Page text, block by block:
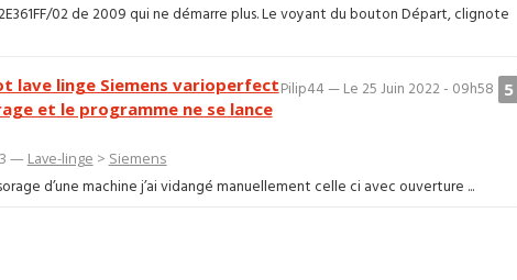
02 de 2009 qui ne démarre plus. Le voyant du bouton Départ, clignote
5
Pilip44 — Le 25 Juin 2022 - 09h58
lave linge Siemens varioperfect
et le programme ne se lance
— Lave-linge > Siemens
d’une machine j’ai vidangé manuellement celle ci avec ouverture ...